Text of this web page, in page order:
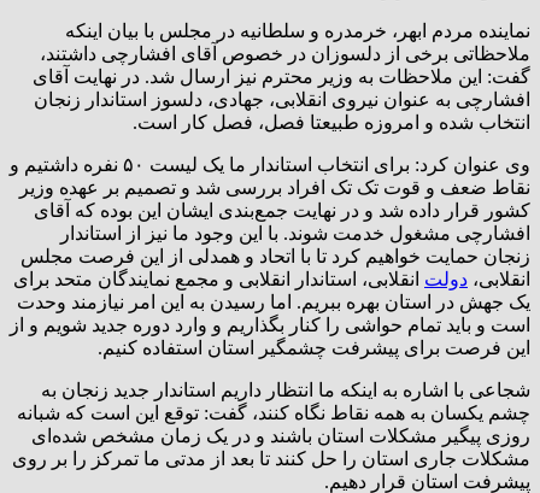
نماینده مردم ابهر، خرمدره و سلطانیه در مجلس با بیان اینکه
ملاحظاتی برخی از دلسوزان در خصوص آقای افشارچی داشتند،
گفت: این ملاحظات به وزیر محترم نیز ارسال شد. در نهایت آقای
افشارچی به عنوان نیروی انقلابی، جهادی، دلسوز استاندار زنجان
انتخاب شده و امروزه طبیعتا فصل، فصل کار است.
وی عنوان کرد: برای انتخاب استاندار ما یک لیست ۵۰ نفره داشتیم و
نقاط ضعف و قوت تک تک افراد بررسی شد و تصمیم بر عهده وزیر
کشور قرار داده شد و در نهایت جمع‌بندی ایشان این بوده که آقای
افشارچی مشغول خدمت شوند. با این وجود ما نیز از استاندار
زنجان حمایت خواهیم کرد تا با اتحاد و همدلی از این فرصت مجلس
انقلابی، دولت انقلابی، استاندار انقلابی و مجمع نمایندگان متحد برای
یک جهش در استان بهره‌ ببریم. اما رسیدن به این امر نیازمند وحدت
است و باید تمام حواشی را کنار بگذاریم و وارد دوره جدید شویم و از
این فرصت برای پیشرفت چشمگیر استان استفاده کنیم.
شجاعی با اشاره به اینکه ما انتظار داریم استاندار جدید زنجان به
چشم یکسان به همه نقاط نگاه کنند، گفت: توقع این است که شبانه
روزی پیگیر مشکلات استان باشند و در یک زمان مشخص شده‌ای
مشکلات جاری استان را حل کنند تا بعد از مدتی ما تمرکز را بر روی
پیشرفت استان قرار دهیم.